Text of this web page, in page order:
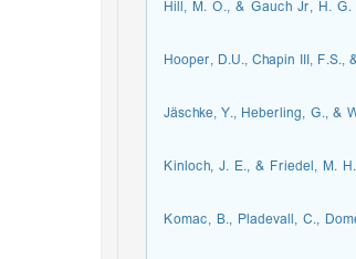
Hill, M. O., & Gauch Jr, H.
Hooper, D.U., Chapin III,
Jäschke, Y., Heberling, G., &
Kinloch, J. E., & Friedel, M.
Komac, B., Pladevall, C.,